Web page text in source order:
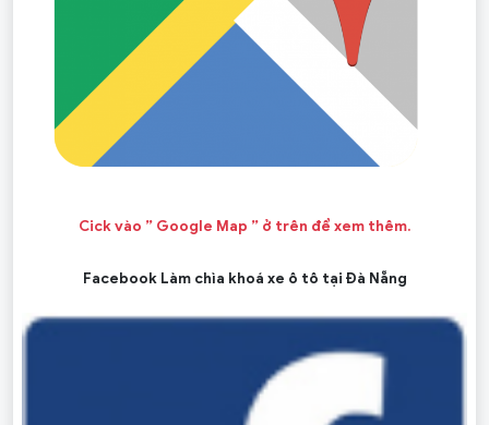
Cick vào ” Google Map ” ở trên để xem thêm.
Facebook Làm chìa khoá xe ô tô tại Đà Nẵng